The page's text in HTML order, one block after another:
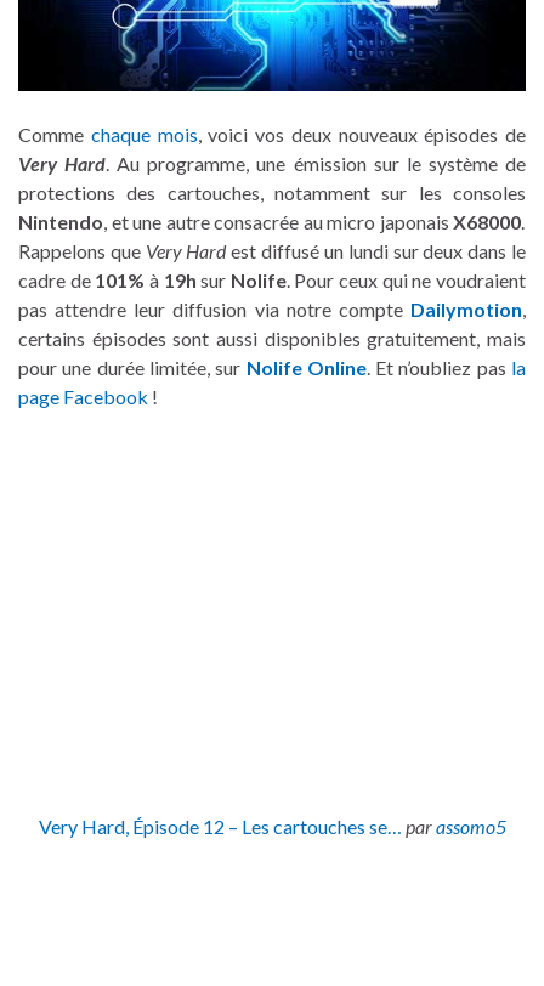
Comme chaque mois, voici vos deux nouveaux épisodes de
Very Hard. Au programme, une émission sur le système de
protections des cartouches, notamment sur les consoles
Nintendo, et une autre consacrée au micro japonaisX68000.
Rappelons que Very Hardest diffusé un lundi sur deux dans le
cadre de 101% à 19h sur Nolife. Pour ceux qui ne voudraient
pas attendre leur diffusion via notre compte Dailymotion,
certains épisodes sont aussi disponibles gratuitement, mais
pour une durée limitée, sur Nolife Online. Et n’oubliez pas la
page Facebook !
Very Hard, Épisode 12 – Les cartouches se… parassomo5